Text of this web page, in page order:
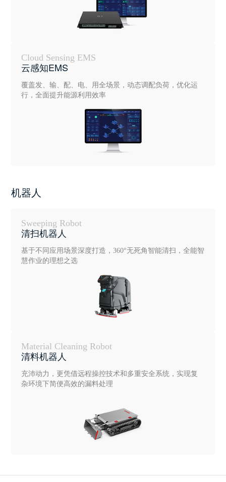
Cloud Sensing EMS
云感知EMS
覆盖发、输、配、电、用全场景，动态调配负荷，优化运
行，全面提升能源利用效率
机器人
Sweeping Robot
清扫机器人
基于不同应用场景深度打造，360°无死角智能清扫，全能智
慧作业的理想之选
Material Cleaning Robot
清料机器人
充沛动力，更凭借远程操控技术和多重安全系统，实现复
杂环境下简便高效的漏料处理